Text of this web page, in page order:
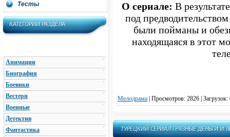
Тесты
КАТЕГОРИИ РАЗДЕЛА
Анимации
Биография
Боевики
Вестерн
Военные
Детектив
Фантастика
О сериале: В
под
были пойманы и
находящаяся в этот
Мелодрама Просмотров: 2826 |
ТУРЕЦКИЙ СЕРИАЛ ГРЯЗНЫЕ ДЕНЬГИ И